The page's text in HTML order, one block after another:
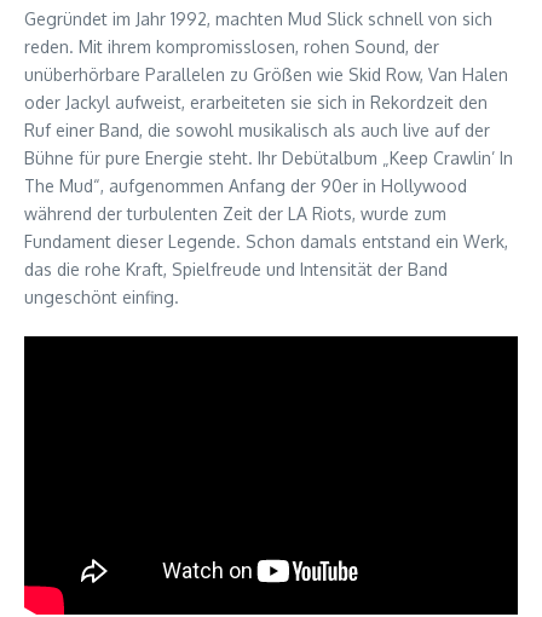
Gegründet im Jahr 1992, machten Mud Slick schnell von sich
reden. Mit ihrem kompromisslosen, rohen Sound, der
unüberhörbare Parallelen zu Größen wie Skid Row, Van Halen
oder Jackyl aufweist, erarbeiteten sie sich in Rekordzeit den
Ruf einer Band, die sowohl musikalisch als auch live auf der
Bühne für pure Energie steht. Ihr Debütalbum „Keep Crawlin’ In
The Mud“, aufgenommen Anfang der 90er in Hollywood
während der turbulenten Zeit der LA Riots, wurde zum
Fundament dieser Legende. Schon damals entstand ein Werk,
das die rohe Kraft, Spielfreude und Intensität der Band
ungeschönt einfing.